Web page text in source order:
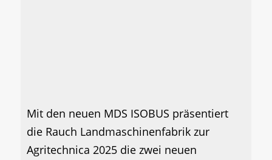
Mit den neuen MDS ISOBUS präsentiert
die Rauch Landmaschinenfabrik zur
Agritechnica 2025 die zwei neuen